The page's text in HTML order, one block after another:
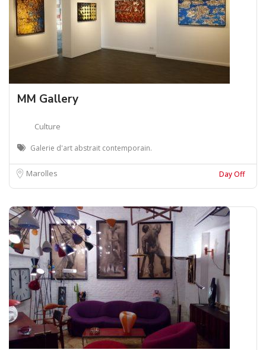
MM Gallery
Culture
Galerie d'art abstrait contemporain.
Marolles Day Off